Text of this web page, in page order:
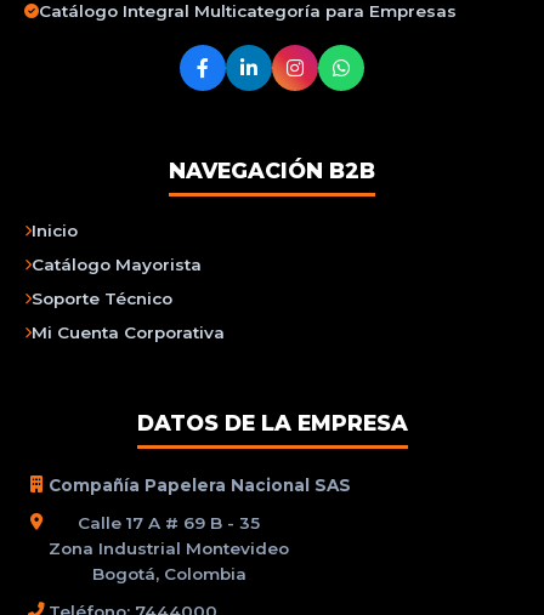
Catálogo Integral Multicategoría para Empresas
NAVEGACIÓN B2B
Inicio
Catálogo Mayorista
Soporte Técnico
Mi Cuenta Corporativa
DATOS DE LA EMPRESA
Compañía Papelera Nacional SAS
Calle 17 A # 69 B - 35
Zona Industrial Montevideo
Bogotá, Colombia